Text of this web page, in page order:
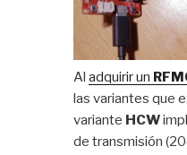
Aladquirir un
las variantes que
variante HCW
de transmisión